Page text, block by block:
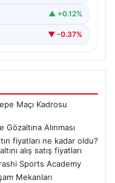
▲ +0.12%
▼ -0.37%
Maçı Kadrosu
Alınması
fiyatları ne kadar oldu?
alış satış fiyatları
Sports Academy
Mekanları